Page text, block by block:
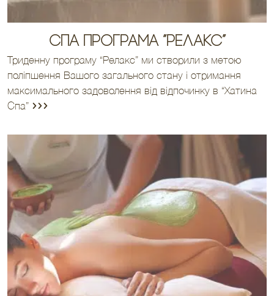
СПА Програма “Релакс”
Триденну програму “Релакс” ми створили з метою
поліпшення Вашого загального стану і отримання
максимального задоволення від відпочинку в “Хатина
Спа”